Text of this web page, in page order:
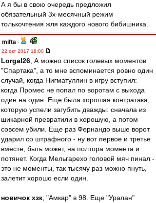
А я бы в свою очередь предложил
обязательный 3х-месячный режим
толькочтения жля каждого нового бибишника.
mifta -
22 окт 2017 18:00
Lorgal26 , А можно список голевых моментов
"Спартака", а то мне вспоминается ровно один
случай, когда Нигматуллин в игру вступил:
когда Промес не попал по воротам с выхода
один на один. Еще была хорошая контратака,
которую успели загубить дважды: сначала из
шикарной превратили в хорошую, а потом
совсем убили. Еще раз Фернандо выше ворот
ударил со штрафного - ну вот первое и третье
вместе, быть может, на полтора момента и
потянет. Когда Мельгарехо головой мяч пинал -
это не моменты, так тысячу раз можно пнуть,
залетит хорошо если один.
новичок хзк , "Амкар" в 98. Еще "Уралан"